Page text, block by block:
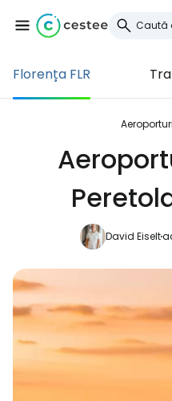
Florența FLR
Aeroporturi
David Eiselt
Cestee
... comunitatea